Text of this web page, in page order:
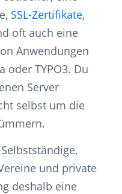
SSL-Zertifikate,
oft auch eine
Anwendungen
oder TYPO3. Du
Server
selbst um die
und private
deshalb eine